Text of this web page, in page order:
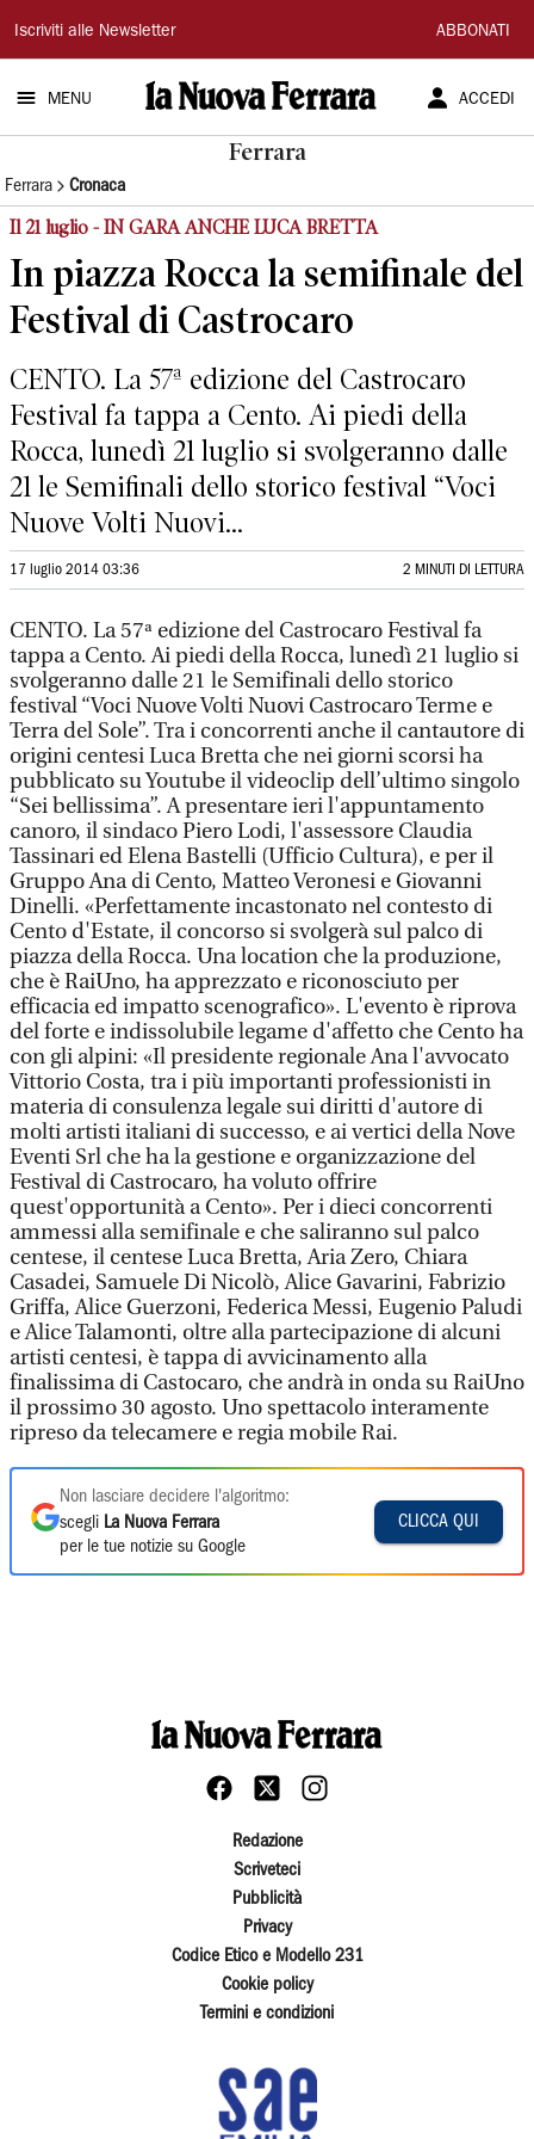
La
Nuova
Ferrara
Iscriviti alle Newsletter ABBONATI
MENU ACCEDI
Ferrara
Ferrara Cronaca
Il 21 luglio - IN GARA ANCHE LUCA BRETTA
In piazza Rocca la semifinale del
Festival di Castrocaro
CENTO. La 57ª edizione del Castrocaro
Festival fa tappa a Cento. Ai piedi della
Rocca, lunedì 21 luglio si svolgeranno dalle
21 le Semifinali dello storico festival “Voci
Nuove Volti Nuovi...
17 luglio 2014 03:36 2 MINUTI DI LETTURA
CENTO. La 57ª edizione del Castrocaro Festival fa
tappa a Cento. Ai piedi della Rocca, lunedì 21 luglio si
svolgeranno dalle 21 le Semifinali dello storico
festival “Voci Nuove Volti Nuovi Castrocaro Terme e
Terra del Sole”. Tra i concorrenti anche il cantautore di
origini centesi Luca Bretta che nei giorni scorsi ha
pubblicato su Youtube il videoclip dell’ultimo singolo
“Sei bellissima”. A presentare ieri l'appuntamento
canoro, il sindaco Piero Lodi, l'assessore Claudia
Tassinari ed Elena Bastelli (Ufficio Cultura), e per il
Gruppo Ana di Cento, Matteo Veronesi e Giovanni
Dinelli. «Perfettamente incastonato nel contesto di
Cento d'Estate, il concorso si svolgerà sul palco di
piazza della Rocca. Una location che la produzione,
che è RaiUno, ha apprezzato e riconosciuto per
efficacia ed impatto scenografico». L'evento è riprova
del forte e indissolubile legame d'affetto che Cento ha
con gli alpini: «Il presidente regionale Ana l'avvocato
Vittorio Costa, tra i più importanti professionisti in
materia di consulenza legale sui diritti d'autore di
molti artisti italiani di successo, e ai vertici della Nove
Eventi Srl che ha la gestione e organizzazione del
Festival di Castrocaro, ha voluto offrire
quest'opportunità a Cento». Per i dieci concorrenti
ammessi alla semifinale e che saliranno sul palco
centese, il centese Luca Bretta, Aria Zero, Chiara
Casadei, Samuele Di Nicolò, Alice Gavarini, Fabrizio
Griffa, Alice Guerzoni, Federica Messi, Eugenio Paludi
e Alice Talamonti, oltre alla partecipazione di alcuni
artisti centesi, è tappa di avvicinamento alla
finalissima di Castocaro, che andrà in onda su RaiUno
il prossimo 30 agosto. Uno spettacolo interamente
ripreso da telecamere e regia mobile Rai.
Non lasciare decidere l'algoritmo:
scegli La Nuova Ferrara
per le tue notizie su Google
CLICCA QUI
Redazione
Scriveteci
Pubblicità
Privacy
Codice Etico e Modello 231
Cookie policy
Termini e condizioni